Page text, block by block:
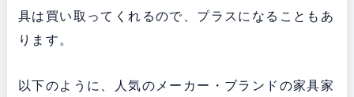
具は買い取ってくれるので、プラスになることもあ
ります。
以下のように、人気のメーカー・ブランドの家具家